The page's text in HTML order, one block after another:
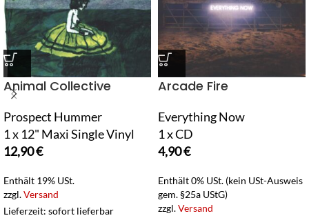
Animal Collective
Prospect Hummer
1 x 12" Maxi Single Vinyl
12,90€
Enthält 19% USt.
zzgl.Versand
Lieferzeit: sofort lieferbar
Arcade Fire
Everything Now
1 x CD
4,90€
Enthält 0% USt. (kein USt-Ausweis
gem. §25a UStG)
zzgl.Versand